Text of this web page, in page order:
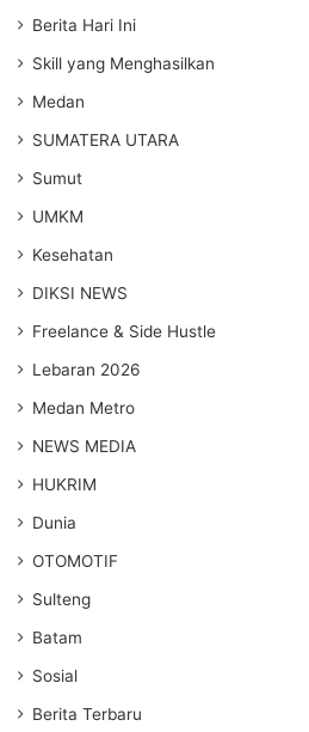
Berita Hari Ini
Skill yang Menghasilkan
Medan
SUMATERA UTARA
Sumut
UMKM
Kesehatan
DIKSI NEWS
Freelance & Side Hustle
Lebaran 2026
Medan Metro
NEWS MEDIA
HUKRIM
Dunia
OTOMOTIF
Sulteng
Batam
Sosial
Berita Terbaru